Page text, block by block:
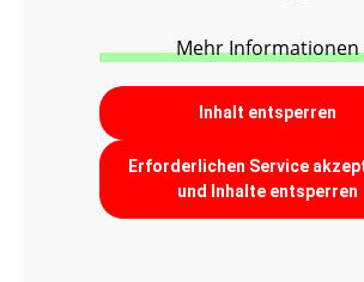
Mehr Informationen
Inhalt entsperren
Erforderlichen Service
und Inhalte entsperren